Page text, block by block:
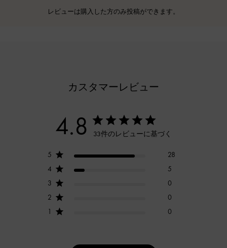
レビューは購入した方のみ投稿ができます。
カスタマーレビュー
4.8 33件のレビューに基づく
5
28
4
5
3
0
2
0
1
0